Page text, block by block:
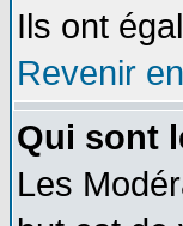
Ils ont
Revenir
Qui sont
Les